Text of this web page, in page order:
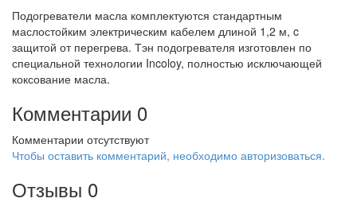
Подогреватели масла комплектуются стандартным
маслостойким электрическим кабелем длиной 1,2 м, c
защитой от перегрева. Тэн подогревателя изготовлен по
специальной технологии Incoloy, полностью исключающей
коксование масла.
Комментарии 0
Комментарии отсутствуют
Чтобы оставить комментарий, необходимо авторизоваться.
Отзывы 0